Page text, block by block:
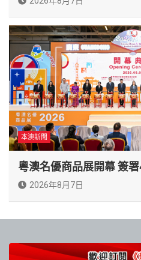
本澳新聞
粵澳名優商品展開幕 簽
2026年8月7日